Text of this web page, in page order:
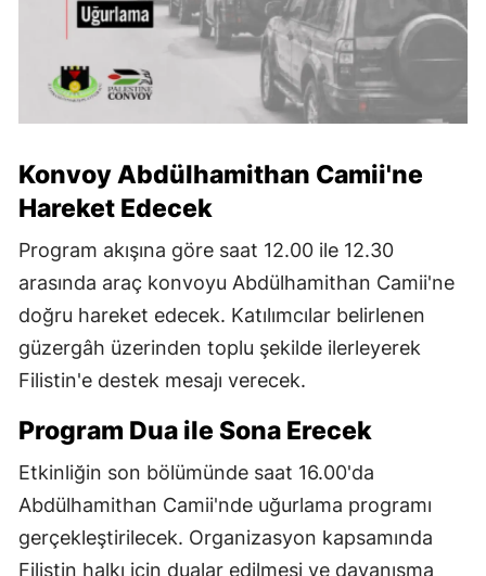
Konvoy Abdülhamithan Camii'ne
Hareket Edecek
Program akışına göre saat 12.00 ile 12.30
arasında araç konvoyu Abdülhamithan Camii'ne
doğru hareket edecek. Katılımcılar belirlenen
güzergâh üzerinden toplu şekilde ilerleyerek
Filistin'e destek mesajı verecek.
Program Dua ile Sona Erecek
Etkinliğin son bölümünde saat 16.00'da
Abdülhamithan Camii'nde uğurlama programı
gerçekleştirilecek. Organizasyon kapsamında
Filistin halkı için dualar edilmesi ve dayanışma